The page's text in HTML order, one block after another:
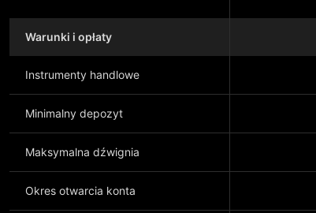
Warunki i opłaty
Instrumenty handlowe
Minimalny depozyt
Maksymalna dźwignia
Okres otwarcia konta